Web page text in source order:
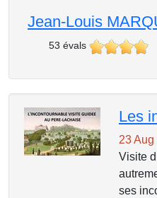
Jean-Louis
53 évals
23
Visite
ses